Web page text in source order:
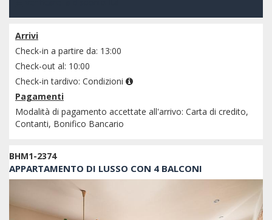
Arrivi
Check-in a partire da: 13:00
Check-out al: 10:00
Check-in tardivo: Condizioni
Pagamenti
Modalità di pagamento accettate all'arrivo: Carta di credito,
Contanti, Bonifico Bancario
BHM1-2374
APPARTAMENTO DI LUSSO CON 4 BALCONI